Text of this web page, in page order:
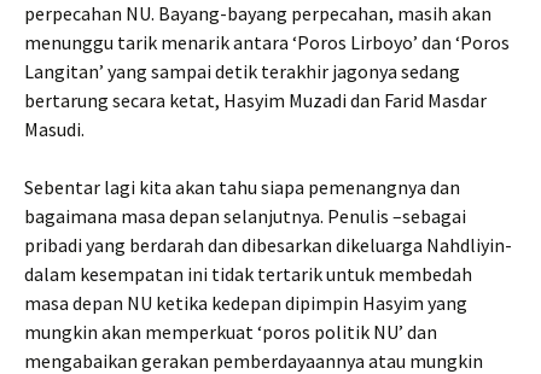
perpecahan NU. Bayang-bayang perpecahan, masih akan
menunggu tarik menarik antara ‘Poros Lirboyo’ dan ‘Poros
Langitan’ yang sampai detik terakhir jagonya sedang
bertarung secara ketat, Hasyim Muzadi dan Farid Masdar
Masudi.
Sebentar lagi kita akan tahu siapa pemenangnya dan
bagaimana masa depan selanjutnya. Penulis –sebagai
pribadi yang berdarah dan dibesarkan dikeluarga Nahdliyin-
dalam kesempatan ini tidak tertarik untuk membedah
masa depan NU ketika kedepan dipimpin Hasyim yang
mungkin akan memperkuat ‘poros politik NU’ dan
mengabaikan gerakan pemberdayaannya atau mungkin